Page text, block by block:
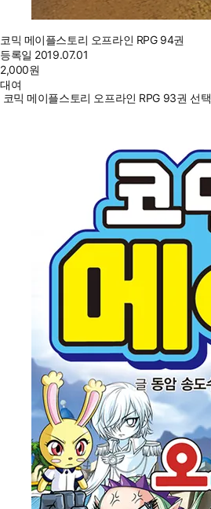
코믹 메이플스토리 오프라인 RPG 94권
등록일 2019.07.01
2,000원
대여
코믹 메이플스토리 오프라인 RPG 93권 선택